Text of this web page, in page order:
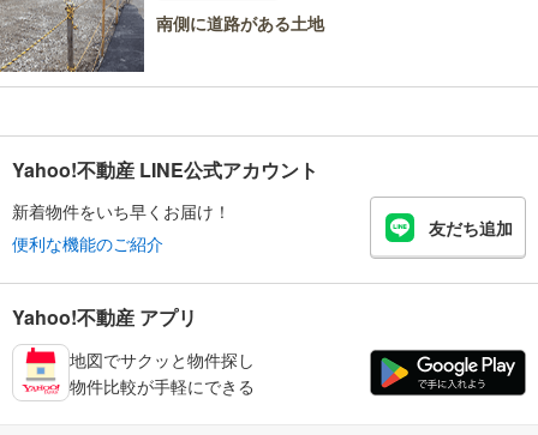
南側に道路がある土地
Yahoo!不動産 LINE公式アカウント
新着物件をいち早くお届け！
便利な機能のご紹介
友だち追加
Yahoo!不動産 アプリ
地図でサクッと物件探し
物件比較が手軽にできる